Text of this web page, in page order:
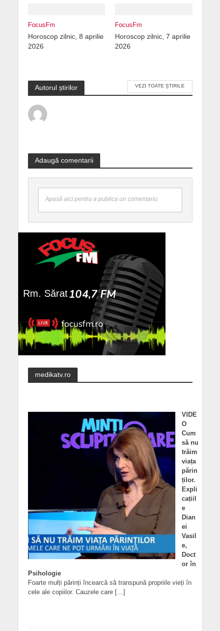
FocusFm
Horoscop zilnic, 8 aprilie
2026
FocusFm
Horoscop zilnic, 7 aprilie
2026
Autorul știrilor VEZI TOATE ȘTIRILE
Adaugă comentarii
Apasă aici pentru a publica un comentariu
medikatv.ro
VIDE
O
Cum
să nu
trăim
viața
părin
ților.
Expli
cațiil
e
Dian
ei
Vasil
e,
Doct
or în
Psihologie
Foarte mulți părinți încearcă să transpună propriile vieți în
cele ale copiilor. Cauzele care […]